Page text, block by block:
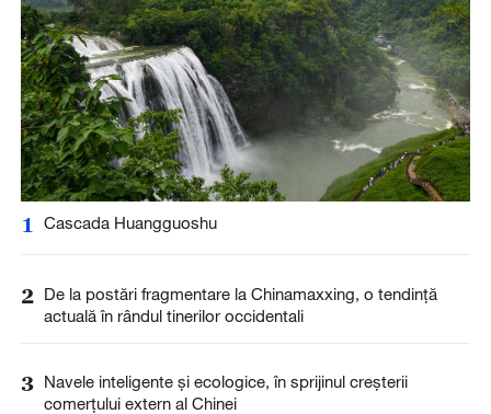
1 Cascada Huangguoshu
2 De la postări fragmentare la Chinamaxxing, o tendință
actuală în rândul tinerilor occidentali
3 Navele inteligente și ecologice, în sprijinul creșterii
comerțului extern al Chinei